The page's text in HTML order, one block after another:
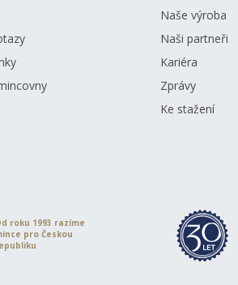
Naše výroba
Naši partneři
Kariéra
Zprávy
Ke stažení
roku 1993 razíme
pro Českou